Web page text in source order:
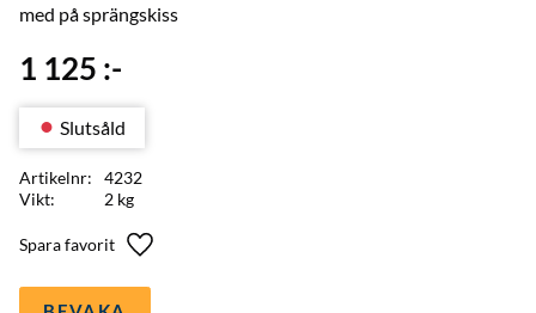
med på sprängskiss
1 125 :-
Lägg till i favoriter
Slutsåld
Artikelnr
4232
Vikt
2 kg